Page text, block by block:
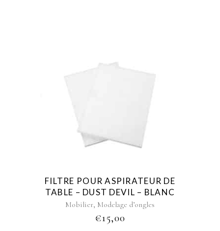
FILTRE POUR ASPIRATEUR DE
TABLE – DUST DEVIL – BLANC
Mobilier, Modelage d’ongles
€15,00